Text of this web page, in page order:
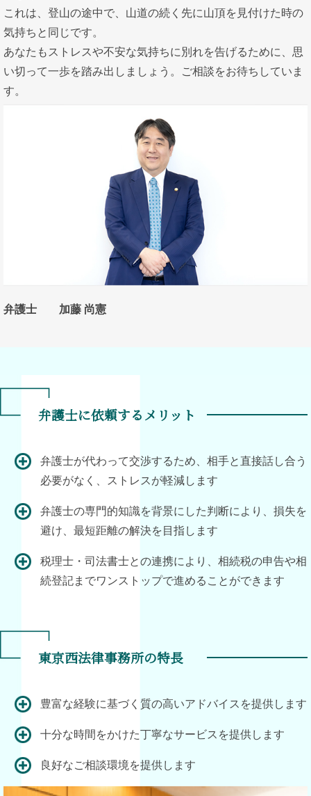
これは、登山の途中で、山道の続く先に山頂を見付けた時の
気持ちと同じです。
あなたもストレスや不安な気持ちに別れを告げるために、思
い切って一歩を踏み出しましょう。ご相談をお待ちしていま
す。
弁護士 加藤 尚憲
弁護士に依頼するメリット
弁護士が代わって交渉するため、相手と直接話し合う
必要がなく、ストレスが軽減します
弁護士の専門的知識を背景にした判断により、損失を
避け、最短距離の解決を目指します
税理士・司法書士との連携により、相続税の申告や相
続登記までワンストップで進めることができます
東京西法律事務所の特長
豊富な経験に基づく質の高いアドバイスを提供します
十分な時間をかけた丁寧なサービスを提供します
良好なご相談環境を提供します